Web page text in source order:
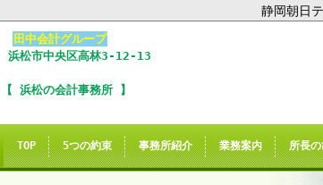
静岡朝日
このまま
※Internet Explorer
このお知らせの表示
田中会計グループ
浜松市中央区高林3-12-13
【 浜松の会計事務所 】
TOP 5つの約束 事務所紹介 業務案内 所長